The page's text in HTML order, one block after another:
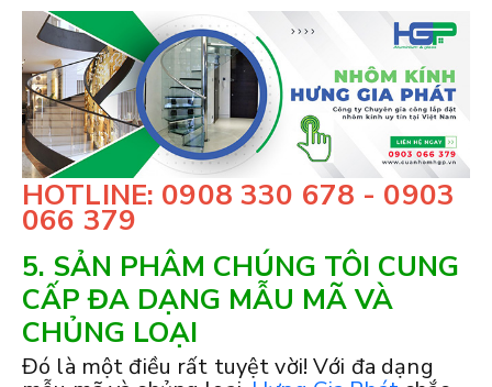
HOTLINE: 0908 330 678 - 0903
066 379
5. SẢN PHÂM CHÚNG TÔI CUNG
CẤP ĐA DẠNG MẪU MÃ VÀ
CHỦNG LOẠI
Đó là một điều rất tuyệt vời! Với đa dạng